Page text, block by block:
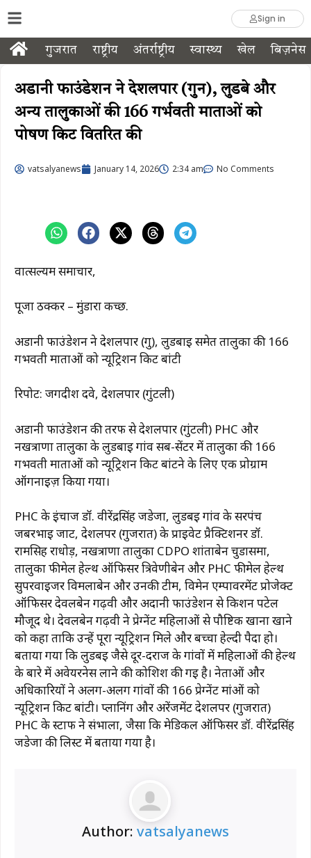
Sign in
गुजरात राष्ट्रीय अंतर्राष्ट्रीय स्वास्थ्य खेल बिज़नेस
अडानी फाउंडेशन ने देशलपार (गुन), लुडबे और
अन्य तालुकाओं की 166 गर्भवती माताओं को
पोषण किट वितरित की
vatsalyanews January 14, 2026 2:34 am No Comments
वात्सल्यम समाचार,
पूजा ठक्कर – मुंडारा कच्छ.
अडानी फाउंडेशन ने देशलपार (गु), लुडबाई समेत तालुका की 166
गर्भवती माताओं को न्यूट्रिशन किट बांटी
रिपोर्ट: जगदीश दवे, देशलपार (गुंटली)
अडानी फाउंडेशन की तरफ से देशलपार (गुंटली) PHC और
नखत्राणा तालुका के लुडबाई गांव सब-सेंटर में तालुका की 166
गर्भवती माताओं को न्यूट्रिशन किट बांटने के लिए एक प्रोग्राम
ऑर्गनाइज़ किया गया।
PHC के इंचार्ज डॉ. वीरेंद्रसिंह जडेजा, लुडबई गांव के सरपंच
जबरभाई जाट, देशलपर (गुजरात) के प्राइवेट प्रैक्टिशनर डॉ.
रामसिह राधोड़, नखत्राणा तालुका CDPO शांताबेन चुडासमा,
तालुका फीमेल हेल्थ ऑफिसर त्रिवेणीबेन और PHC फीमेल हेल्थ
सुपरवाइजर विमलाबेन और उनकी टीम, विमेन एम्पावरमेंट प्रोजेक्ट
ऑफिसर देवलबेन गढ़वी और अदानी फाउंडेशन से किशन पटेल
मौजूद थे। देवलबेन गढ़वी ने प्रेग्नेंट महिलाओं से पौष्टिक खाना खाने
को कहा ताकि उन्हें पूरा न्यूट्रिशन मिले और बच्चा हेल्दी पैदा हो।
बताया गया कि लुडबई जैसे दूर-दराज के गांवों में महिलाओं की हेल्थ
के बारे में अवेयरनेस लाने की कोशिश की गई है। नेताओं और
अधिकारियों ने अलग-अलग गांवों की 166 प्रेग्नेंट मांओं को
न्यूट्रिशन किट बांटी। प्लानिंग और अरेंजमेंट देशलपर (गुजरात)
PHC के स्टाफ ने संभाला, जैसा कि मेडिकल ऑफिसर डॉ. वीरेंद्रसिंह
जडेजा की लिस्ट में बताया गया है।
Author: vatsalyanews